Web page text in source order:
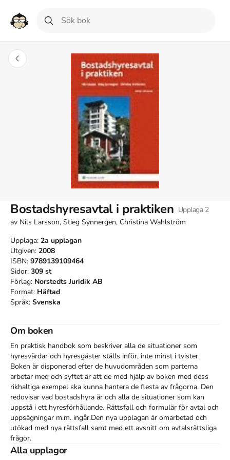
Bostadshyresavtal i praktiken Upplaga 2
av Nils Larsson, Stieg Synnergen, Christina Wahlström
Upplaga: 2a upplagan
Utgiven: 2008
ISBN: 9789139109464
Sidor: 309 st
Förlag: Norstedts Juridik AB
Format: Häftad
Språk: Svenska
Om boken
En praktisk handbok som beskriver alla de situationer som
hyresvärdar och hyresgäster ställs inför, inte minst i tvister.
Boken är disponerad efter de huvudområden som parterna
arbetar med och syftet är att de med hjälp av boken med dess
rikhaltiga exempel ska kunna hantera de flesta av frågorna. Den
redovisar vad bostadshyra är och alla de situationer som kan
uppstå i ett hyresförhållande. Rättsfall och formulär för avtal och
uppsägningar m.m. ingår.Den nya upplagan är omarbetad och
utökad med nya rättsfall samt med ett avsnitt om avtalsrättsliga
frågor.
Alla upplagor